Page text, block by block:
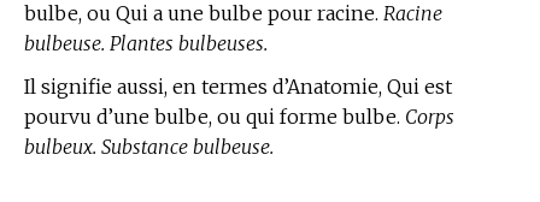
bulbe, ou Qui a une bulbe pour racine. Racine
bulbeuse. Plantes bulbeuses.
Il signifie aussi, en termes d’Anatomie, Qui est
pourvu d’une bulbe, ou qui forme bulbe. Corps
bulbeux. Substance bulbeuse.